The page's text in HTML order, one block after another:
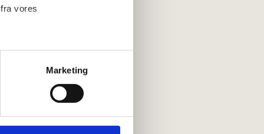
vores
og til at analysere
Marketing